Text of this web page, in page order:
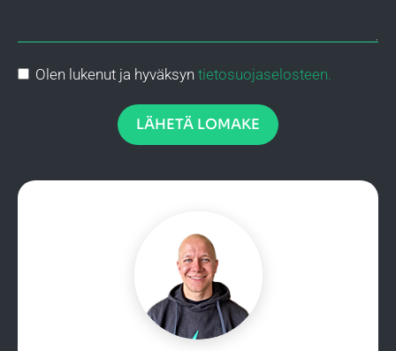
Olen lukenut ja hyväksyn tietosuojaselosteen.
LÄHETÄ LOMAKE